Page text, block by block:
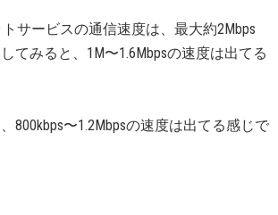
サービスの通信速度は、最大約2Mbps
てみると、1M〜1.6Mbpsの速度は出てる
800kbps〜1.2Mbpsの速度は出てる感じで